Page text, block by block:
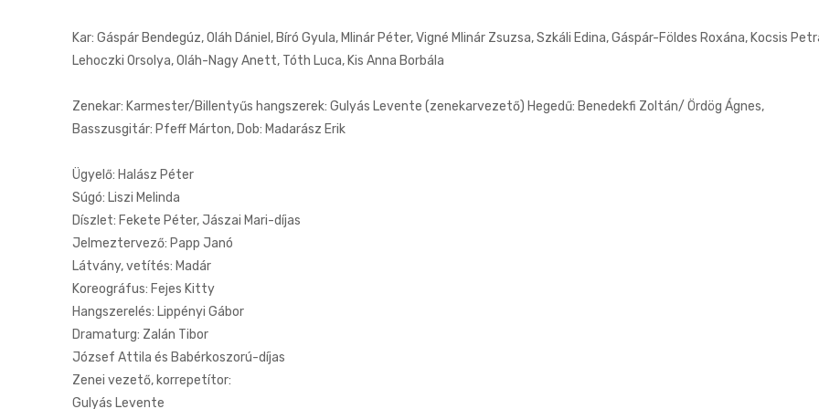
Kar: Gáspár Bendegúz, Oláh Dániel, Bíró Gyula, Mlinár Péter, Vigné Mlinár Zsuzsa, Szkáli Edina, Gáspár-Földes Roxána, Kocsis
Lehoczki Orsolya, Oláh-Nagy Anett, Tóth Luca, Kis Anna Borbála
Zenekar: Karmester/Billentyűs hangszerek: Gulyás Levente (zenekarvezető) Hegedű: Benedekfi Zoltán/ Ördög Ágnes,
Basszusgitár: Pfeff Márton, Dob: Madarász Erik
Ügyelő: Halász Péter
Súgó: Liszi Melinda
Díszlet: Fekete Péter, Jászai Mari-díjas
Jelmeztervező: Papp Janó
Látvány, vetítés: Madár
Koreográfus: Fejes Kitty
Hangszerelés: Lippényi Gábor
Dramaturg: Zalán Tibor
József Attila és Babérkoszorú-díjas
Zenei vezető, korrepetítor:
Gulyás Levente